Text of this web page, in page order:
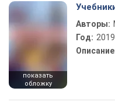
показать
обложку
Авторы:
Год: 2019